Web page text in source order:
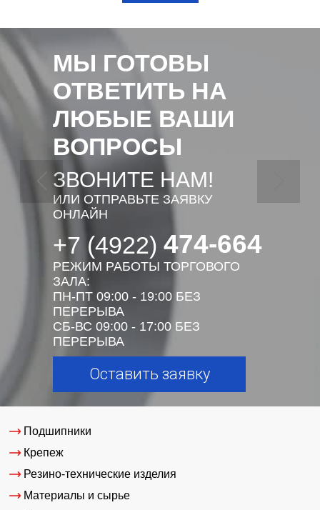
МЫ ГОТОВЫ
ОТВЕТИТЬ НА
ЛЮБЫЕ ВАШИ
ВОПРОСЫ
ЗВОНИТЕ НАМ!
ИЛИ ОТПРАВЬТЕ ЗАЯВКУ
ОНЛАЙН
+7 (4922) 474-664
РЕЖИМ РАБОТЫ ТОРГОВОГО
ЗАЛА:
ПН-ПТ 09:00 - 19:00 БЕЗ
ПЕРЕРЫВА
СБ-ВС 09:00 - 17:00 БЕЗ
ПЕРЕРЫВА
Оставить заявку
Подшипники
Крепеж
Резино-технические изделия
Материалы и сырье